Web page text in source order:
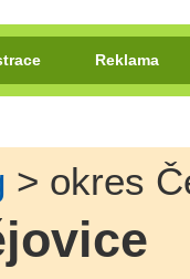
Reklama
> okres